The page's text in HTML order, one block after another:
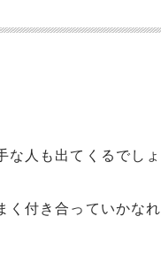
な人も出てくるでしょ
く付き合っていかなれ